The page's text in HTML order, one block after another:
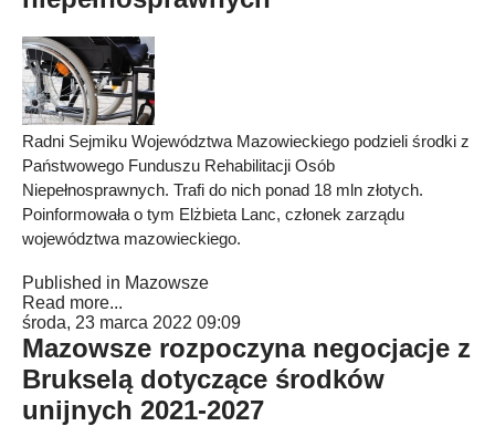
Radni Sejmiku Województwa Mazowieckiego podzieli środki z
Państwowego Funduszu Rehabilitacji Osób
Niepełnosprawnych. Trafi do nich ponad 18 mln złotych.
Poinformowała o tym Elżbieta Lanc, członek zarządu
województwa mazowieckiego.
Published in Mazowsze
Read more...
środa, 23 marca 2022 09:09
Mazowsze rozpoczyna negocjacje z
Brukselą dotyczące środków
unijnych 2021-2027